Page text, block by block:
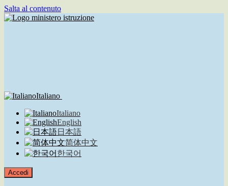
Salta al contenuto
Italiano
Italiano
English
日本語
简体中文
한국어
Accedi